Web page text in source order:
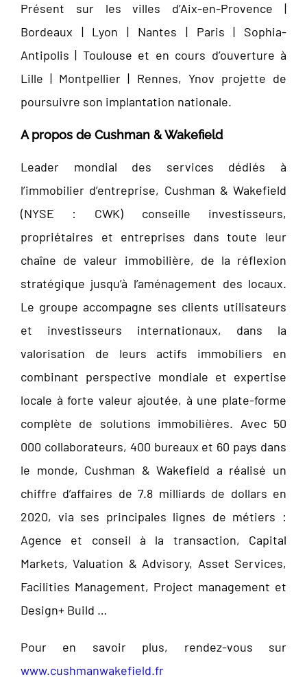
Présent sur les villes d’Aix-en-Provence |
Bordeaux | Lyon | Nantes | Paris | Sophia-
Antipolis | Toulouse et en cours d’ouverture à
Lille | Montpellier | Rennes, Ynov projette de
poursuivre son implantation nationale.
A propos de Cushman & Wakefield
Leader mondial des services dédiés à
l’immobilier d’entreprise, Cushman & Wakefield
(NYSE : CWK) conseille investisseurs,
propriétaires et entreprises dans toute leur
chaîne de valeur immobilière, de la réflexion
stratégique jusqu’à l’aménagement des locaux.
Le groupe accompagne ses clients utilisateurs
et investisseurs internationaux, dans la
valorisation de leurs actifs immobiliers en
combinant perspective mondiale et expertise
locale à forte valeur ajoutée, à une plate-forme
complète de solutions immobilières. Avec 50
000 collaborateurs, 400 bureaux et 60 pays dans
le monde, Cushman & Wakefield a réalisé un
chiffre d’affaires de 7.8 milliards de dollars en
2020, via ses principales lignes de métiers :
Agence et conseil à la transaction, Capital
Markets, Valuation & Advisory, Asset Services,
Facilities Management, Project management et
Design+ Build …
Pour en savoir plus, rendez-vous sur
www.cushmanwakefield.fr